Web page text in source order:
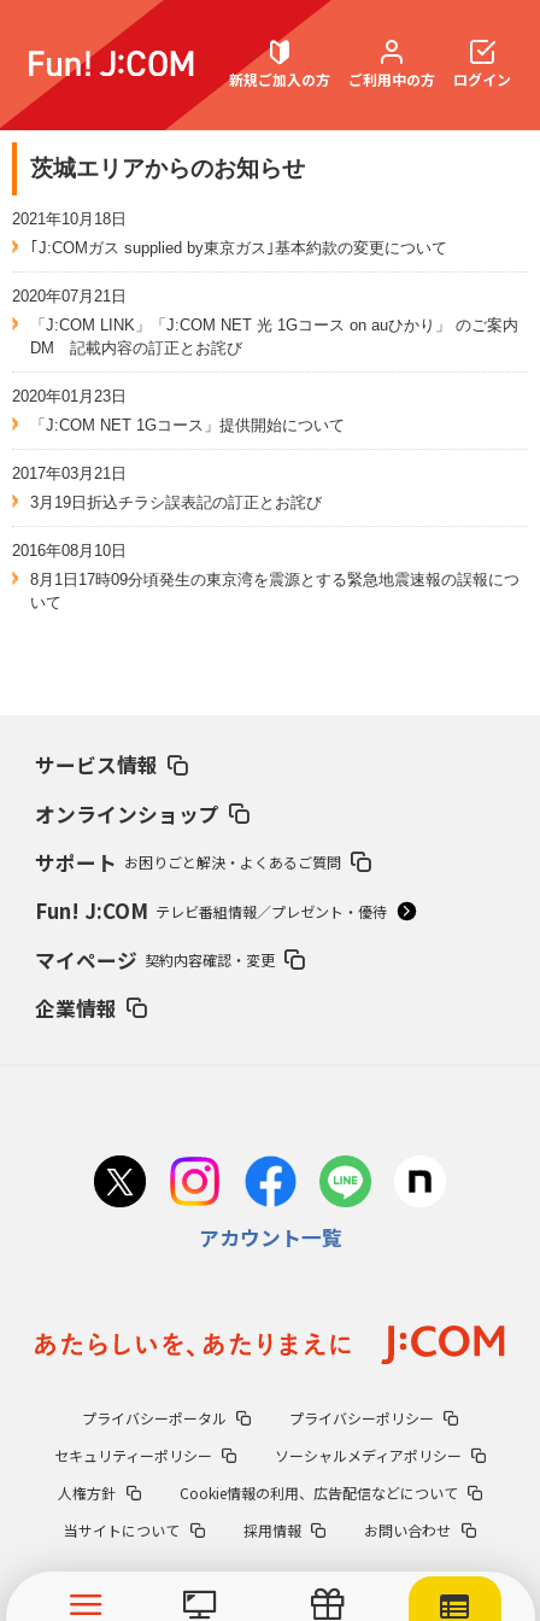
新規ご加入の方 ご利用中の方
お困りごと解決・よくあるご質問
ログイン
茨城エリアからのお知らせ
2021年10月18日
｢J:COMガス supplied by東京ガス｣基本約款の変更について
2020年07月21日
「J:COM LINK」「J:COM NET 光 1Gコース on auひかり」 のご案内
DM 記載内容の訂正とお詫び
2020年01月23日
「J:COM NET 1Gコース」提供開始について
2017年03月21日
3月19日折込チラシ誤表記の訂正とお詫び
2016年08月10日
8月1日17時09分頃発生の東京湾を震源とする緊急地震速報の誤報につ
いて
サービス情報
オンラインショップ
サポート お困りごと解決・よくあるご質問
Fun! J:COM テレビ番組情報／プレゼント・優待
マイページ 契約内容確認・変更
企業情報
アカウント一覧
プライバシーポータル
プライバシーポリシー
セキュリティーポリシー
ソーシャルメディアポリシー
人権方針
Cookie情報の利用、広告配信などについて
当サイトについて
採用情報 お問い合わせ